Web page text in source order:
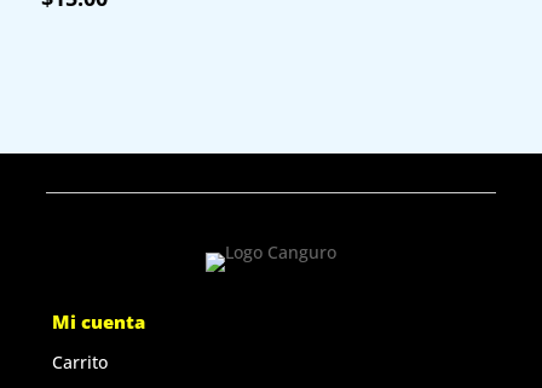
Mi cuenta
Carrito